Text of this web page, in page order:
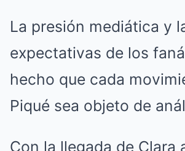
La presión mediática y
expectativas de los
hecho que cada
Piqué sea objeto de
Con la llegada de Clara